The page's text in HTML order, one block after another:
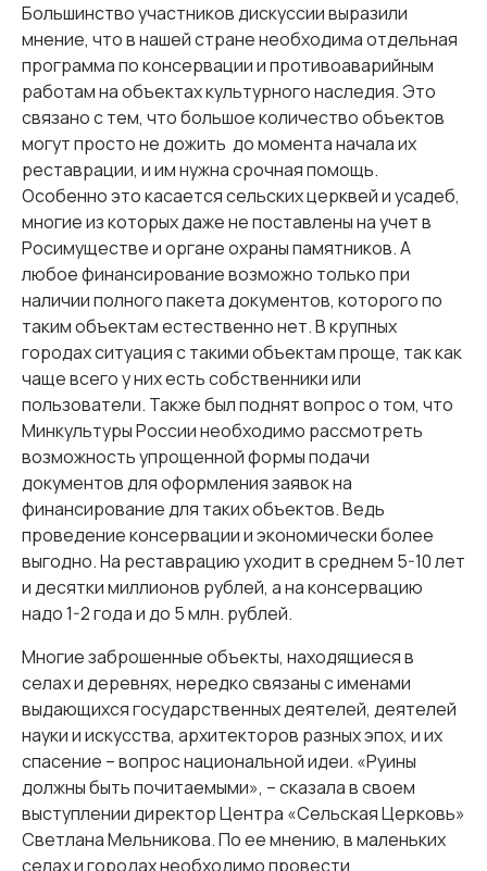
Большинство участников дискуссии выразили
мнение, что в нашей стране необходима отдельная
программа по консервации и противоаварийным
работам на объектах культурного наследия. Это
связано с тем, что большое количество объектов
могут просто не дожить до момента начала их
реставрации, и им нужна срочная помощь.
Особенно это касается сельских церквей и усадеб,
многие из которых даже не поставлены на учет в
Росимуществе и органе охраны памятников. А
любое финансирование возможно только при
наличии полного пакета документов, которого по
таким объектам естественно нет. В крупных
городах ситуация с такими объектам проще, так как
чаще всего у них есть собственники или
пользователи. Также был поднят вопрос о том, что
Минкультуры России необходимо рассмотреть
возможность упрощенной формы подачи
документов для оформления заявок на
финансирование для таких объектов. Ведь
проведение консервации и экономически более
выгодно. На реставрацию уходит в среднем 5-10 лет
и десятки миллионов рублей, а на консервацию
надо 1-2 года и до 5 млн. рублей.
Многие заброшенные объекты, находящиеся в
селах и деревнях, нередко связаны с именами
выдающихся государственных деятелей, деятелей
науки и искусства, архитекторов разных эпох, и их
спасение – вопрос национальной идеи. «Руины
должны быть почитаемыми», – сказала в своем
выступлении директор Центра «Сельская Церковь»
Светлана Мельникова. По ее мнению, в маленьких
селах и городах необходимо провести